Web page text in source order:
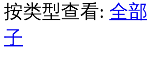
按类型查看: 全部
子